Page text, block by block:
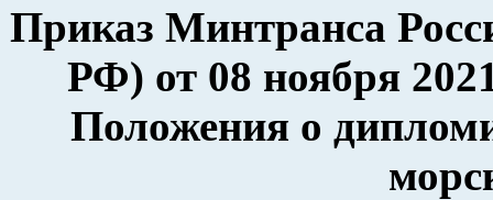
Приказ Минтранса
РФ) от 08 ноября
Положения о